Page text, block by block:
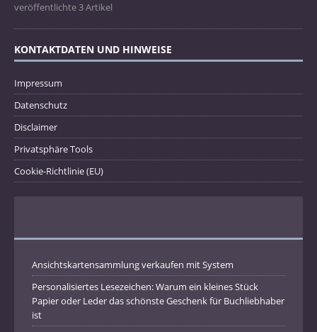
veröffentlichte 3 Artikel
KONTAKTDATEN UND HINWEISE
Impressum
Datenschutz
Disclaimer
Privatsphäre Tools
Cookie-Richtlinie (EU)
Ansichtskartensammlung verkaufen mit System
Personalisiertes Lesezeichen: Warum ein kleines Stück
Papier oder Leder das schönste Geschenk für Buchliebhaber
ist